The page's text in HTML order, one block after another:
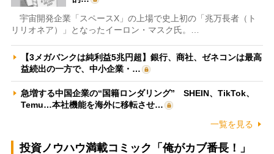
宇宙開発企業「スペースX」の上場で史上初の「兆万長者（ト
リリオネア）」となったイーロン・マスク氏。…
【3メガバンクは純利益5兆円超】銀行、商社、ゼネコンは最高
益続出の一方で、中小企業・…
急増する中国企業の“国籍ロンダリング” SHEIN、TikTok、
Temu…本社機能を海外に移転させ…
一覧を見る
投資ノウハウ満載コミック「俺がカブ番長！」